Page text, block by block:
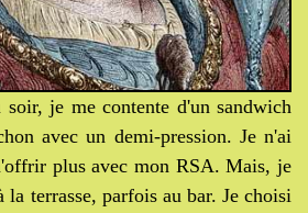
soir, je me contente d'un sandwich
avec un demi-pression. Je n'ai
plus avec mon RSA. Mais, je
la terrasse, parfois au bar. Je choisi